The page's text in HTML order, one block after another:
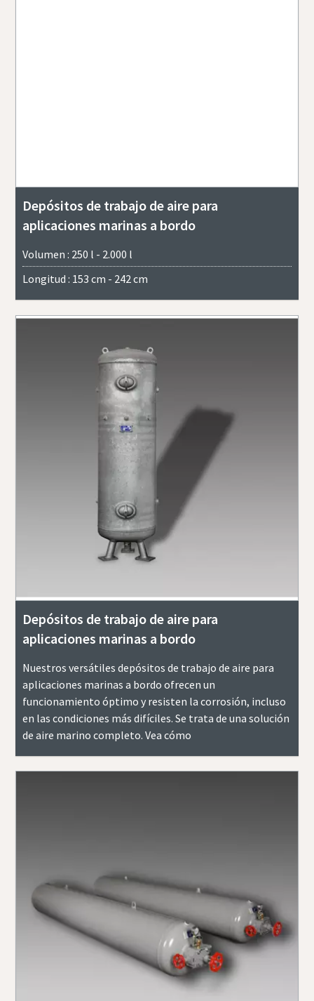
Depósitos de trabajo de aire para
aplicaciones marinas a bordo
Volumen : 250 l - 2.000 l
Longitud : 153 cm - 242 cm
Depósitos de trabajo de aire para
aplicaciones marinas a bordo
Nuestros versátiles depósitos de trabajo de aire para
aplicaciones marinas a bordo ofrecen un
funcionamiento óptimo y resisten la corrosión, incluso
en las condiciones más difíciles. Se trata de una solución
de aire marino completo. Vea cómo